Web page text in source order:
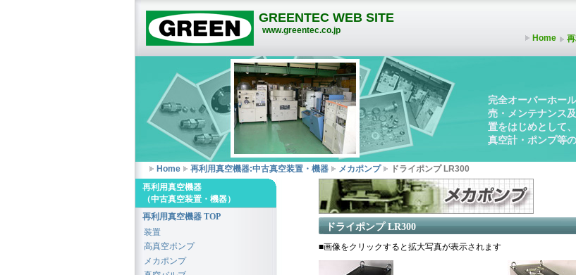
GREENTEC WEB SITE
www.greentec.co.jp
Home
完全オーバーホー
売・メンテナンス
置をはじめとして
真空計・ポンプ等
Home 再利用真空機器:中古真空装置・機器 メカポンプ ドライポンプ LR300
ドライポンプ LR300
■画像をクリックすると拡大写真が表示されます
再利用真空機器
（中古真空装置・機器）
再利用真空機器 TOP
装置
高真空ポンプ
メカポンプ